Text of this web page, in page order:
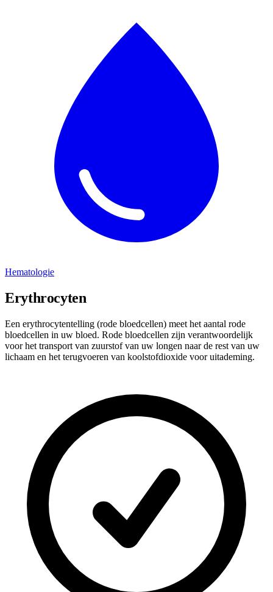
Hematologie
Erythrocyten
Een erythrocytentelling (rode bloedcellen) meet het aantal rode
bloedcellen in uw bloed. Rode bloedcellen zijn verantwoordelijk
voor het transport van zuurstof van uw longen naar de rest van uw
lichaam en het terugvoeren van koolstofdioxide voor uitademing.